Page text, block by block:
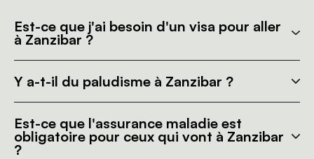
Est-ce que j'ai besoin d'un visa pour aller
à Zanzibar ?
Y a-t-il du paludisme à Zanzibar ?
Est-ce que l'assurance maladie est
obligatoire pour ceux qui vont à Zanzibar
?